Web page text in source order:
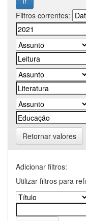
Filtros correntes:
Retornar valores
Adicionar filtros:
Utilizar filtros para